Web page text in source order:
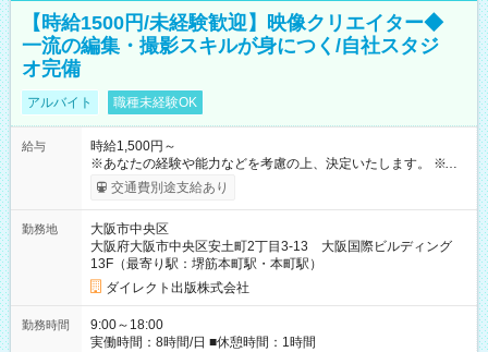
【時給1500円/未経験歓迎】映像クリエイター◆
一流の編集・撮影スキルが身につく/自社スタジ
オ完備
アルバイト 職種未経験OK
給与
時給1,500円～
※あなたの経験や能力などを考慮の上、決定いたします。 ※試
用期間3ヶ月あり（期間中の雇用形態や給与、各種条件はすべて
本採用時と同一です）。 【しっかり稼げる月収例！】 月収24万
験からプロの映像制作スキルを学びながら、安定した高い収入
を得られる抜群の環境です。あなたの頑張りや成長は、しっか
りと評価していきます。 【試用期間】試用期間あり 試用期間の
長さ：3ヶ月 雇用形態、給与は本採用時と同じです。
交通費別途支給あり
勤務地
大阪市中央区
大阪府大阪市中央区安土町2丁目3-13 大阪国際ビルディング
13F（最寄り駅：堺筋本町駅・本町駅）
ダイレクト出版株式会社
勤務時間
9:00～18:00
実働時間：8時間/日 ■休憩時間：1時間